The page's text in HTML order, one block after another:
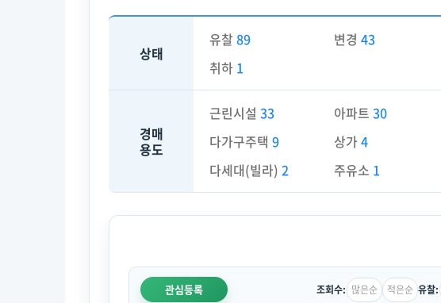
상태
유찰 89 변경43
취하 1
경매
용도
근린시설 33 아파트30
다가구주택 9 상가4
다세대(빌라) 2 주유소 1
관심등록 조회수: 많은순 적은순 유찰: